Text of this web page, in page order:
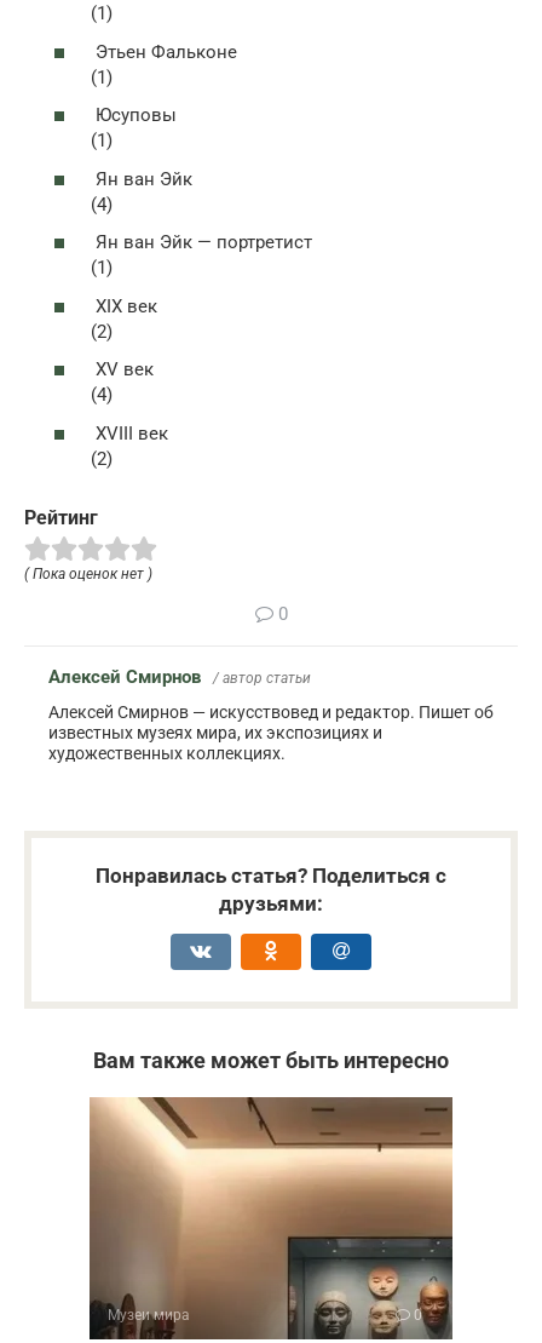
(1)
Этьен Фальконе
(1)
Юсуповы
(1)
Ян ван Эйк
(4)
Ян ван Эйк — портретист
(1)
XIX век
(2)
XV век
(4)
XVIII век
(2)
Рейтинг
( Пока оценок нет )
0
Алексей Смирнов / автор статьи
Алексей Смирнов — искусствовед и редактор. Пишет об
известных музеях мира, их экспозициях и
художественных коллекциях.
Понравилась статья? Поделиться с
друзьями:
Вам также может быть интересно
Музеи мира 0